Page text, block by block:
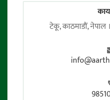
टेकू, काठमाडाैं, नेपाल